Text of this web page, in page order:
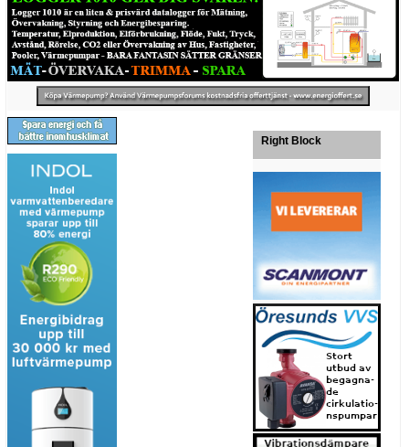
Right Block